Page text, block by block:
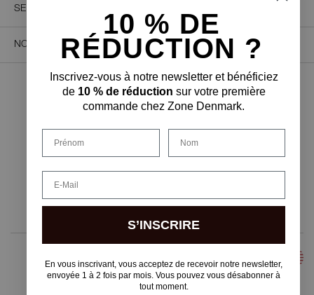
SERVICE CLIENT
NOUS CONTACTER
PAIEMENT SÉCURISÉ
FORME DE LIVRAISON
Copyright © F&H Group A/S · CVR: 10325838
10 % DE
RÉDUCTION ?
Inscrivez-vous à notre newsletter et bénéficiez
de 10 % de réduction sur votre première
commande chez Zone Denmark.
Prénom Nom
Email
S’INSCRIRE
En vous inscrivant, vous acceptez de recevoir notre newsletter,
envoyée 1 à 2 fois par mois. Vous pouvez vous désabonner à
tout moment.